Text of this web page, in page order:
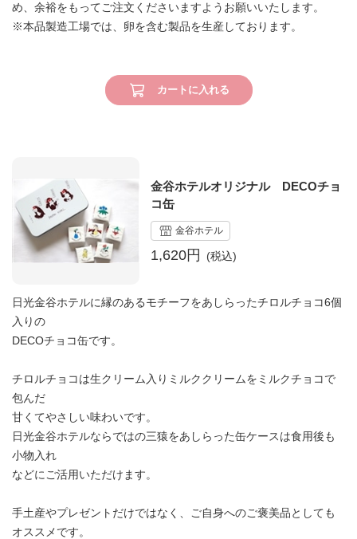
め、余裕をもってご注文くださいますようお願いいたします。
※本品製造工場では、卵を含む製品を生産しております。
カートに入れる
金谷ホテルオリジナル DECOチョ
コ缶
金谷ホテル
1,620円
日光金谷ホテルに縁のあるモチーフをあしらったチロルチョコ6個
入りの
DECOチョコ缶です。
チロルチョコは生クリーム入りミルククリームをミルクチョコで
包んだ
甘くてやさしい味わいです。
日光金谷ホテルならではの三猿をあしらった缶ケースは食用後も
小物入れ
などにご活用いただけます。
手土産やプレゼントだけではなく、ご自身へのご褒美品としても
オススメです。